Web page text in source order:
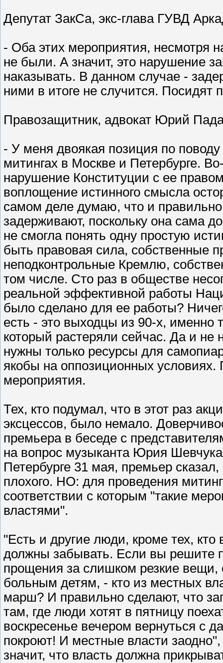
Депутат ЗакСа, экс-глава ГУВД
- Оба этих мероприятия, несмотря
не были. А значит, это нарушение
наказывать. В данном случае -
ними в итоге не случится. Посидят
Правозащитник, адвокат Юрий
- У меня двоякая позиция по поводу
митингах в Москве и Петербурге.
нарушение Конституции с ее
воплощение истинного смысла
самом деле думаю, что и
задерживают, поскольку она сама
не смогла понять одну простую
быть правовая сила, собственные
неподконтрольные Кремлю,
том числе. Сто раз в обществе
реальной эффективной работы
было сделано для ее работы?
есть - это выходцы из 90-х, именно
который растеряли сейчас. Да и не
нужны только ресурсы для
якобы на оппозиционных
мероприятия.
Тех, кто подумал, что в этот раз
эксцессов, было немало.
премьера в беседе с
на вопрос музыканта Юрия Шевчука
Петербурге 31 мая, премьер
плохого. НО: для проведения
соответствии с которым "такие
властями".
"Есть и другие люди, кроме тех,
должны забывать. Если вы решите
прощения за слишком резкие
больным детям, - кто из местных
марш? И правильно сделают, что
там, где люди хотят в пятницу
воскресенье вечером вернуться с
покроют! И местные власти
значит, что власть должна